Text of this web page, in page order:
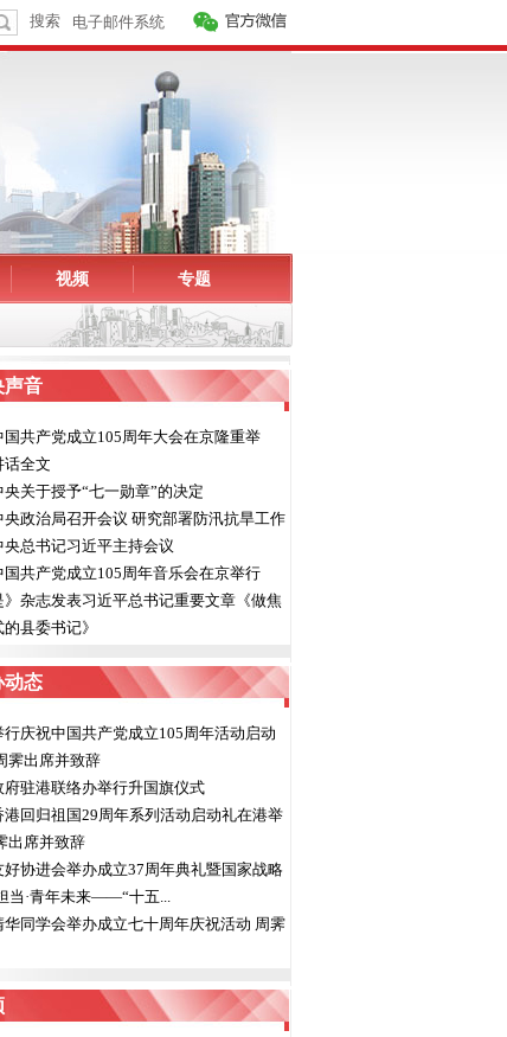
视频 专题